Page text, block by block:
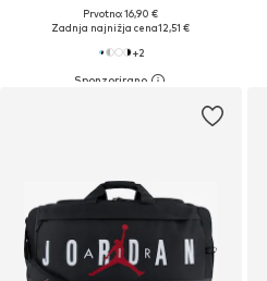
Prvotno: 16,90 €
Zadnja najnižja cena12,51 €
+2